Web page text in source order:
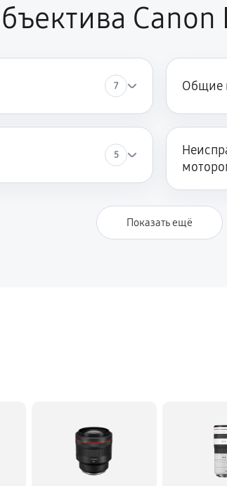
Canon
7 Общие
5
Показать ещё